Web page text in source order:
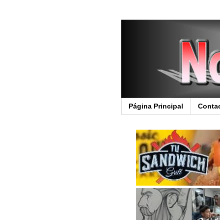
Página Principal